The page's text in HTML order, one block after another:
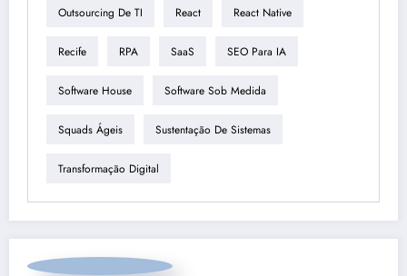
Outsourcing De TI React React Native
Recife RPA SaaS SEO Para IA
Software House Software Sob Medida
Squads Ágeis Sustentação De Sistemas
Transformação Digital